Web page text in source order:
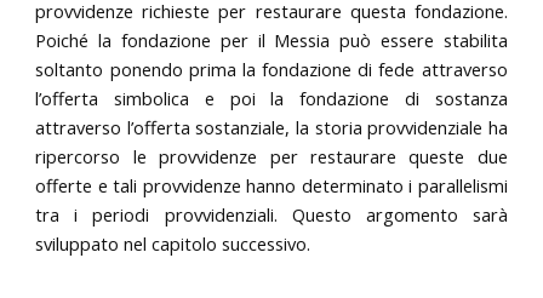
provvidenze richieste per restaurare questa fondazione.
Poiché la fondazione per il Messia può essere stabilita
soltanto ponendo prima la fondazione di fede attraverso
l’offerta simbolica e poi la fondazione di sostanza
attraverso l’offerta sostanziale, la storia provvidenziale ha
ripercorso le provvidenze per restaurare queste due
offerte e tali provvidenze hanno determinato i parallelismi
tra i periodi provvidenziali. Questo argomento sarà
sviluppato nel capitolo successivo.